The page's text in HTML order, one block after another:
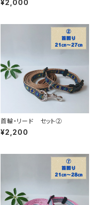
¥2,000
首輪・リード セット②
¥2,200